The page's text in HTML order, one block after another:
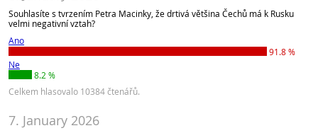
Souhlasíte s tvrzením Petra Macinky, že drtivá většina Čechů má k Rusku
velmi negativní vztah?
Ano
91.8 %
Ne
8.2 %
Celkem hlasovalo 10384 čtenářů.
7. January 2026